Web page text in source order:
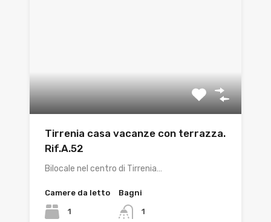
Tirrenia casa vacanze con terrazza.
Rif.A.52
Bilocale nel centro di Tirrenia…
Camere da letto
1
Bagni
1